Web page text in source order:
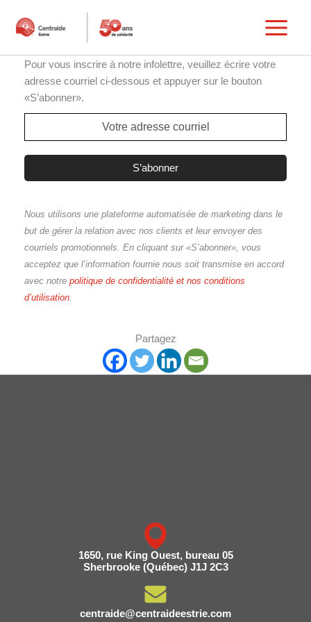
Main
Menu
Pour vous inscrire à notre infolettre, veuillez écrire votre
adresse courriel ci-dessous et appuyer sur le bouton
«S’abonner».
Nous utilisons une plateforme automatisée de marketing dans le
but de gérer la relation avec nos clients et leur envoyer des
courriels promotionnels. En cliquant sur «S’abonner», vous
acceptez que l’information fournie nous soit transmise en accord
avec notre politique de confidentialité et nos conditions
d’utilisation.
Partagez
1650, rue King Ouest, bureau 05
Sherbrooke (Québec) J1J 2C3
centraide@centraideestrie.com